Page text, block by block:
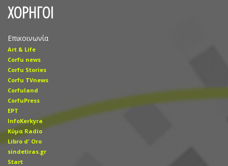
ΧΟΡΗΓΟΙ
Επικοινωνία
Art & Life
Corfu news
Corfu Stories
Corfu TVnews
Corfuland
CorfuPress
EΡT
InfoKerkyra
Kύμα Radio
Libro d' Οro
sindetiras.gr
Start